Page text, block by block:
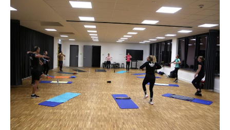
Thema
Themen